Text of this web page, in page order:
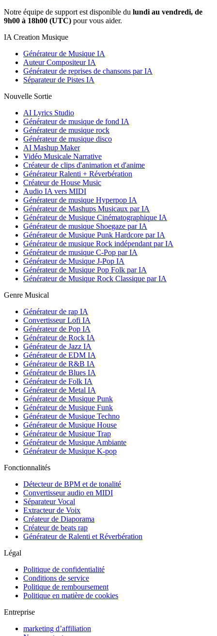
Notre équipe de support est disponible du lundi au vendredi, de
9h00 à 18h00 (UTC) pour vous aider.
IA Creation Musique
Générateur de Musique IA
Auteur Compositeur IA
Générateur de reprises de chansons par IA
Séparateur de Pistes IA
Nouvelle Sortie
AI Lyrics Studio
Générateur de musique de fond IA
Générateur de musique rock
Générateur de musique disco
AI Mashup Maker
Vidéo Musicale Narrative
Créateur de clips d'animation et d'anime
Générateur Ralenti + Réverbération
Créateur de House Music
Audio IA vers MIDI
Générateur de musique Hyperpop IA
Générateur de Mashups Musicaux par IA
Générateur de Musique Cinématographique IA
Générateur de musique Shoegaze par IA
Générateur de Musique Punk Hardcore par IA
Générateur de musique Rock indépendant par IA
Générateur de musique C-Pop par IA
Générateur de Musique J-Pop IA
Générateur de Musique Pop Folk par IA
Générateur de Musique Rock Classique par IA
Genre Musical
Générateur de rap IA
Convertisseur Lofi IA
Générateur de Pop IA
Générateur de Rock IA
Générateur de Jazz IA
Générateur de EDM IA
Générateur de R&B IA
Générateur de Blues IA
Générateur de Folk IA
Générateur de Metal IA
Générateur de Musique Punk
Générateur de Musique Funk
Générateur de Musique Techno
Générateur de Musique House
Générateur de Musique Trap
Générateur de Musique Ambiante
Générateur de Musique K-pop
Fonctionnalités
Détecteur de BPM et de tonalité
Convertisseur audio en MIDI
Séparateur Vocal
Extracteur de Voix
Créateur de Diaporama
Créateur de beats rap
Générateur de Ralenti et Réverbération
Légal
Politique de confidentialité
Conditions de service
Politique de remboursement
Politique en matière de cookies
Entreprise
marketing d’affiliation